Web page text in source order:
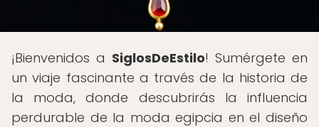
¡Bienvenidos a SiglosDeEstilo! Sumérgete en
un viaje fascinante a través de la historia de
la moda, donde descubrirás la influencia
perdurable de la moda egipcia en el diseño